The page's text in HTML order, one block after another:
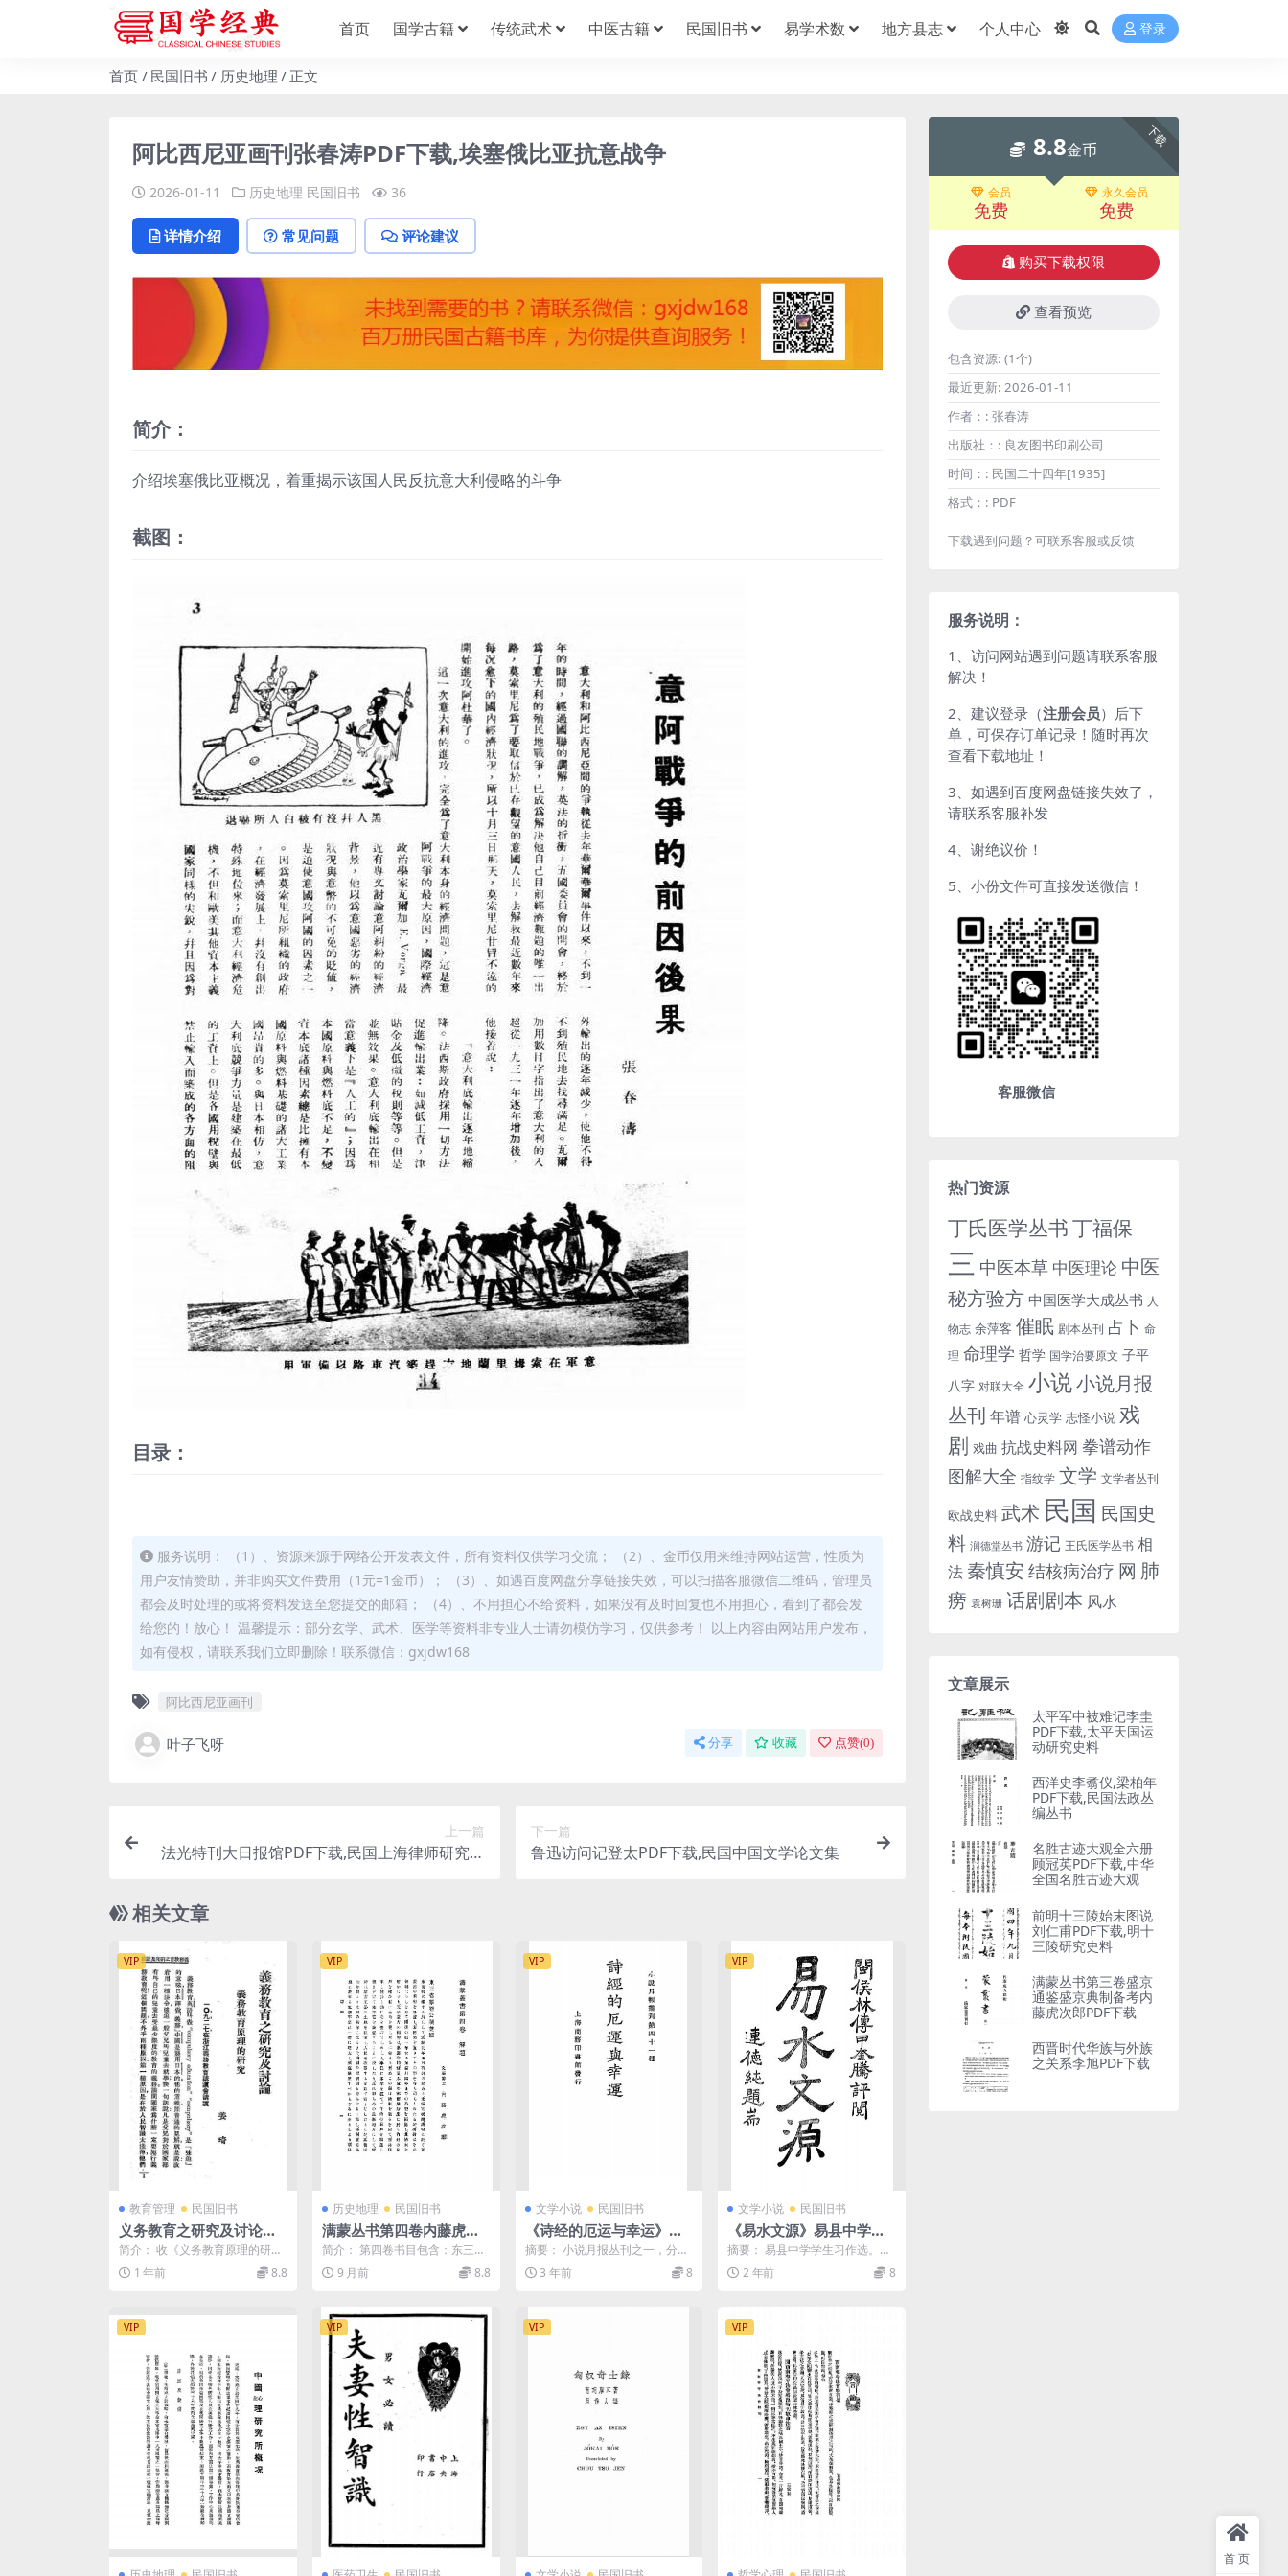
首页 国学古籍 传统武术 中医古籍 民国旧书 易学术数 地方县志 个人中心 登录
首页 民国旧书 历史地理 正文
阿比西尼亚画刊张春涛PDF下载,埃塞俄比亚抗意战争
2026-01-11 历史地理 民国旧书 36
详情介绍 常见问题 评论建议
简介：
介绍埃塞俄比亚概况，着重揭示该国人民反抗意大利侵略的斗争
截图：
目录：
服务说明： （1）、资源来源于网络公开发表文件，所有资料仅供学习交流； （2）、金币仅用来维持网站运营，性质为
用户友情赞助，并非购买文件费用（1元=1金币）； （3）、如遇百度网盘分享链接失效，可以扫描客服微信二维码，管理员
都会及时处理的或将资料发送至您提交的邮箱； （4）、不用担心不给资料，如果没有及时回复也不用担心，看到了都会发
给您的！放心！ 温馨提示：部分玄学、武术、医学等资料非专业人士请勿模仿学习，仅供参考！ 以上内容由网站用户发布，
如有侵权，请联系我们立即删除！联系微信：gxjdw168
阿比西尼亚画刊
叶子飞呀 分享 收藏 点赞(0)
上一篇
法光特刊大日报馆PDF下载,民国上海律师研究史
下一篇
鲁迅访问记登太PDF下载,民国中国文学论文集
相关文章
VIP
教育管理 民国旧书
义务教育之研究及讨论姜
琦PDF下载,义务教育研究
讨论集
简介： 收《义务教育原理的研
究》（姜琦），《延长义务教育
年限》（慈心），《义务教...
1 年前 8.8
VIP
历史地理 民国旧书
满蒙丛书第四卷内藤虎次
郎满蒙丛书刊行会PDF下
载,满蒙史料研究
简介： 第四卷书目包含：东三省
蒙务公牍汇编、库伦蒙俄卡伦对
照表 截图： 目录： ...
9 月前 8.8
VIP
文学小说 民国旧书
《诗经的厄运与幸运》小
说月报社-商务印书馆-民国
14[1925]-民国小说下载
摘要： 小说月报丛刊之一，分传
说中的诗人与诗本事，周代人的
用诗，孔子对于诗乐的态...
3 年前 8
VIP
文学小说 民国旧书
《易水文源》易县中学校
编-民国6[1917]-pdf古籍
下载
摘要： 易县中学学生习作选。收
有关易县及邻近十六县的游记、
风土记108篇，每篇均...
2 年前 8
VIP VIP VIP VIP
下载
8.8金币
会员
免费
永久会员
免费
购买下载权限
查看预览
包含资源: (1个)
最近更新: 2026-01-11
作者：: 张春涛
出版社：: 良友图书印刷公司
时间：: 民国二十四年[1935]
格式：: PDF
下载遇到问题？可联系客服或反馈
服务说明：
1、访问网站遇到问题请联系客服
解决！
2、建议登录（注册会员）后下
单，可保存订单记录！随时再次
查看下载地址！
3、如遇到百度网盘链接失效了，
请联系客服补发
4、谢绝议价！
5、小份文件可直接发送微信！
客服微信
热门资源
丁氏医学丛书丁福保
三 中医本草 中医理论 中医
秘方验方 中国医学大成丛书 人
物志 余萍客 催眠 剧本丛刊 占卜 命
理 命理学 哲学 国学治要原文 子平
八字 对联大全 小说小说月报
丛刊 年谱 心灵学 志怪小说 戏
剧 戏曲 抗战史料网 拳谱动作
图解大全 指纹学 文学 文学者丛刊
欧战史料 武术 民国 民国史
料 润德堂丛书 游记 王氏医学丛书 相
法 秦慎安 结核病治疗 网 肺
痨 袁树珊 话剧剧本 风水
文章展示
太平军中被难记李圭
PDF下载,太平天国运
动研究史料
西洋史李翥仪,梁柏年
PDF下载,民国法政丛
编丛书
名胜古迹大观全六册
顾冠英PDF下载,中华
全国名胜古迹大观
前明十三陵始末图说
刘仁甫PDF下载,明十
三陵研究史料
满蒙丛书第三卷盛京
通鉴盛京典制备考内
藤虎次郎PDF下载
西晋时代华族与外族
之关系李旭PDF下载
首页